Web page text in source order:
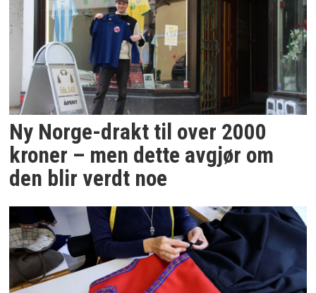
Ny Norge-drakt til over 2000
kroner – men dette avgjør om
den blir verdt noe